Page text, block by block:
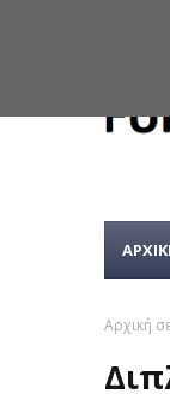
Αρχική